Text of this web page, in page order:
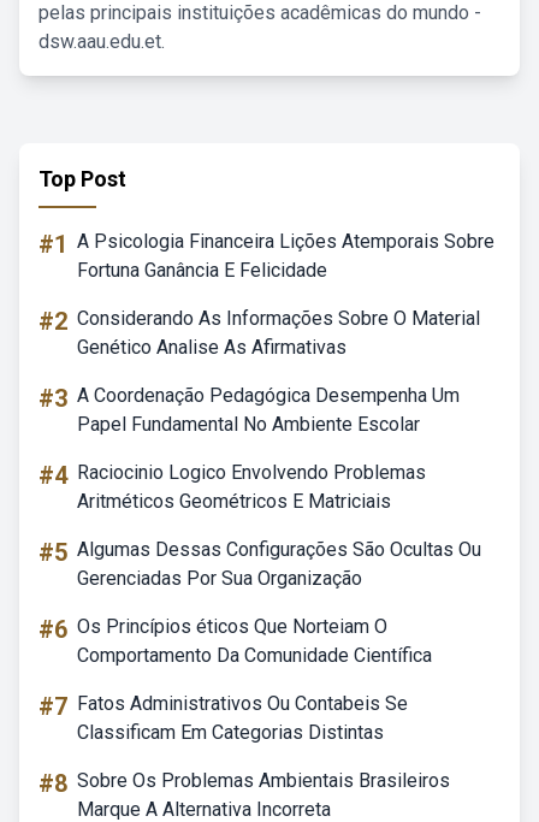
pelas principais instituições acadêmicas do mundo -
dsw.aau.edu.et.
Top Post
#1 A Psicologia Financeira Lições Atemporais Sobre
Fortuna Ganância E Felicidade
#2 Considerando As Informações Sobre O Material
Genético Analise As Afirmativas
#3 A Coordenação Pedagógica Desempenha Um
Papel Fundamental No Ambiente Escolar
#4 Raciocinio Logico Envolvendo Problemas
Aritméticos Geométricos E Matriciais
#5 Algumas Dessas Configurações São Ocultas Ou
Gerenciadas Por Sua Organização
#6 Os Princípios éticos Que Norteiam O
Comportamento Da Comunidade Científica
#7 Fatos Administrativos Ou Contabeis Se
Classificam Em Categorias Distintas
#8 Sobre Os Problemas Ambientais Brasileiros
Marque A Alternativa Incorreta